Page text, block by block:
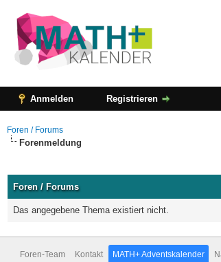
Anmelden Registrieren
Foren / Forums
Forenmeldung
Foren / Forums
Das angegebene Thema existiert nicht.
Foren-Team Kontakt MATH+ Adventskalender